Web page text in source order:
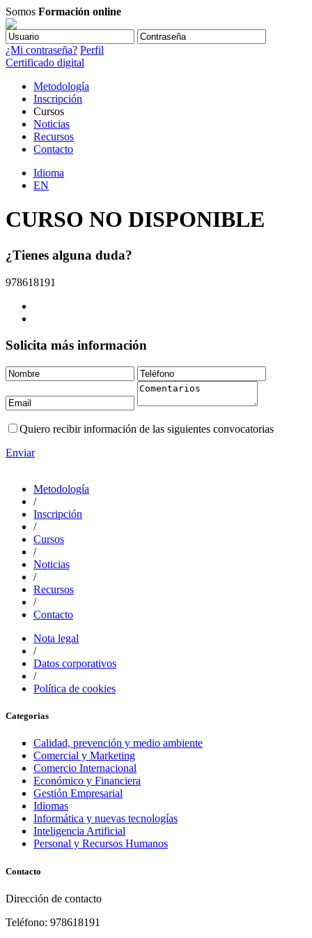
Somos Formación online
¿Mi contraseña? Perfil
Certificado digital
Metodología
Inscripción
Cursos
Noticias
Recursos
Contacto
Idioma
EN
CURSO NO DISPONIBLE
¿Tienes alguna duda?
978618191
Solicita más información
Quiero recibir información de las siguientes convocatorias
Enviar
Metodología
/
Inscripción
/
Cursos
/
Noticias
/
Recursos
/
Contacto
Nota legal
/
Datos corporativos
/
Política de cookies
Categorias
Calidad, prevención y medio ambiente
Comercial y Marketing
Comercio Internacional
Económico y Financiera
Gestión Empresarial
Idiomas
Informática y nuevas tecnologías
Inteligencia Artificial
Personal y Recursos Humanos
Contacto
Dirección de contacto
Teléfono: 978618191